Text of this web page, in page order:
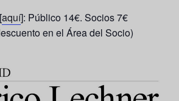
aquí]: Público 14€. Socios 7€
en el Área del Socio)